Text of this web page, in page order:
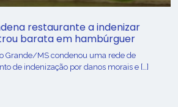
restaurante a indenizar
barata em hambúrguer
Grande/MS condenou uma rede de
de indenização por danos morais e […]